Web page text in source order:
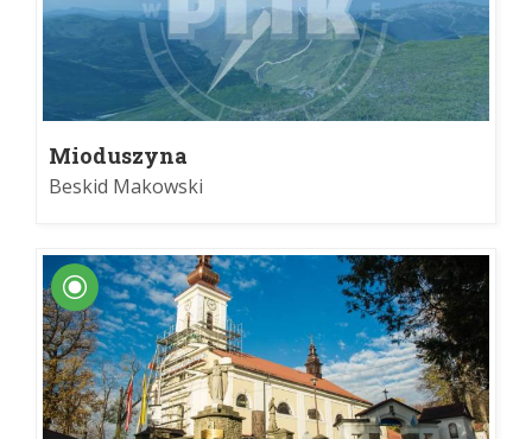
Mioduszyna
Beskid Makowski